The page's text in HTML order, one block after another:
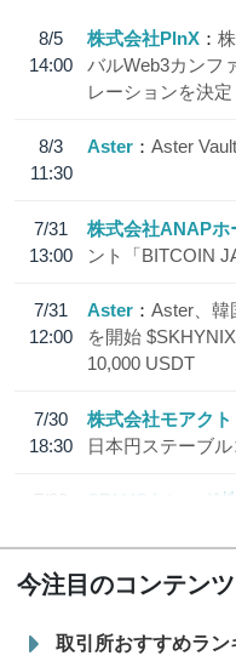
8/5
14:00
株式会社PlnX
バルWeb3カンフ
レーションを決定
8/3
11:30
Aster Aster
7/31
13:00
株式会社ANAPホ
ント「BITCOIN
7/31
12:00
Aster
Aster、韓
を開始
10,000 USDT
7/30
18:30
株式会社モアクト
日本円ステーブ
7/29
SBI VCトレード
今注目のコンテンツ
取引所おすすめラン